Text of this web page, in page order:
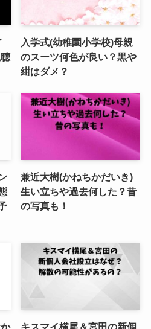
入学式(幼稚園小学校)母親
のスーツ何色が良い？黒や
紺はダメ？
兼近大樹(かねちかだいき)
生い立ちや過去何した？昔
の写真も！
キスマイ横尾＆宮田の新個